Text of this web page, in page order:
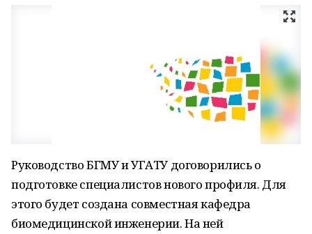
Руководство БГМУ и УГАТУ договорились о
подготовке специалистов нового профиля. Для
этого будет создана совместная кафедра
биомедицинской инженерии. На ней